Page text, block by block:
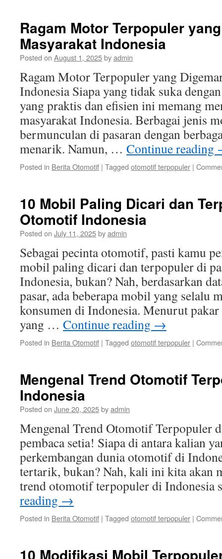
Ragam Motor Terpopuler
Masyarakat Indonesia
Posted on August 1, 2025byadmin
Ragam Motor Terpopuler yang
Indonesia Siapa yang tidak suka
yang praktis dan efisien ini memang
masyarakat Indonesia. Berbagai jenis
bermunculan di pasaran dengan
menarik. Namun, … Continue reading
Posted in Berita Otomotif | Tagged otomotif terpopuler |
10 Mobil Paling Dicari dan
Otomotif Indonesia
Posted on July 11, 2025byadmin
Sebagai pecinta otomotif, pasti kamu
mobil paling dicari dan terpopuler di
Indonesia, bukan? Nah, berdasarkan
pasar, ada beberapa mobil yang selalu
konsumen di Indonesia. Menurut
yang … Continue reading →
Posted in Berita Otomotif | Tagged otomotif terpopuler |
Mengenal Trend Otomotif
Indonesia
Posted on June 20, 2025byadmin
Mengenal Trend Otomotif Terpopuler
pembaca setia! Siapa di antara kalian
perkembangan dunia otomotif di
tertarik, bukan? Nah, kali ini kita akan
trend otomotif terpopuler di
reading →
Posted in Berita Otomotif | Tagged otomotif terpopuler |
10 Modifikasi Mobil